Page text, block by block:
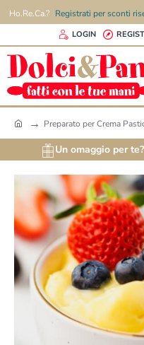
Ho.Re.Ca.? Registrati per sconti
LOGIN
m
Preparato per Crema
Un omaggio per